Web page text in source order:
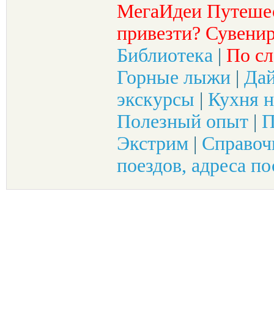
МегаИдеи
привезти?
Библиотека | По
Горные лыжи |
экскурсы | Кухня
Полезный опыт |
Экстрим |
поездов, адреса